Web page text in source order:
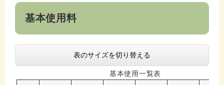
基本使用料
表のサイズを切り替える
基本使用一覧表